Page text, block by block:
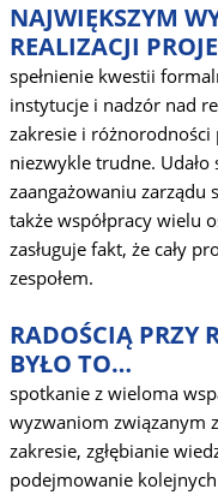
NAJWIĘKSZYM
REALIZACJI
spełnienie kwestii
instytucje i nadzór nad
zakresie i różnorodności
niezwykle trudne.
zaangażowaniu zarządu
także współpracy wielu
zasługuje fakt, że cały
zespołem.
RADOŚCIĄ PRZY
BYŁO TO…
spotkanie z wieloma
wyzwaniom związanym
zakresie, zgłębianie
podejmowanie